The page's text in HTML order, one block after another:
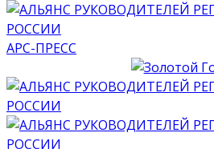
АРС-ПРЕСС